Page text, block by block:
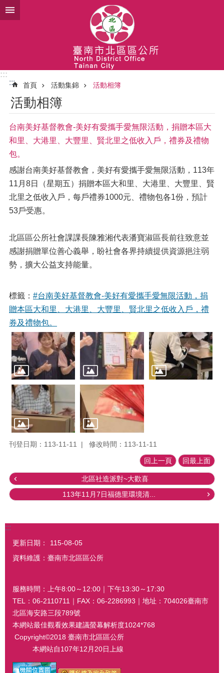
跳到主要內容區塊
:::
:::
首頁 活動集錦 活動相簿
活動相簿
台南美好基督教會-美好有愛攜手愛無限活動，捐贈本區大
和里、大港里、大豐里、賢北里之低收入戶，禮券及禮物
包。
感謝台南美好基督教會，美好有愛攜手愛無限活動，113年
11月8日（星期五）捐贈本區大和里、大港里、大豐里、賢
北里之低收入戶，每戶禮券1000元、禮物包各1份，預計
53戶受惠。
北區區公所社會課課長陳雅湘代表潘寶淑區長前往致意並
感謝捐贈單位善心義舉，盼社會各界持續提供資源挹注弱
勢，擴大公益支持能量。
標籤： #台南美好基督教會-美好有愛攜手愛無限活動，捐
贈本區大和里、大港里、大豐里、賢北里之低收入戶，禮
券及禮物包。
刊登日期：113-11-11 修改時間：113-11-11
回上一頁 回最上面
北區社造派對~大歡喜
113年11月7日福德里環境清...
:::
更新日期：
115-08-05
資料維護：臺南市北區區公所
服務時間：上午8:00～12:00｜下午13:30～17:30
TEL：06-2110711｜FAX：06-2286993｜地址：704026臺南市
北區海安路三段789號
本網站最佳觀看效果建議螢幕解析度1024*768
Copyright©2018 臺南市北區區公所
本網站自107年12月20日上線